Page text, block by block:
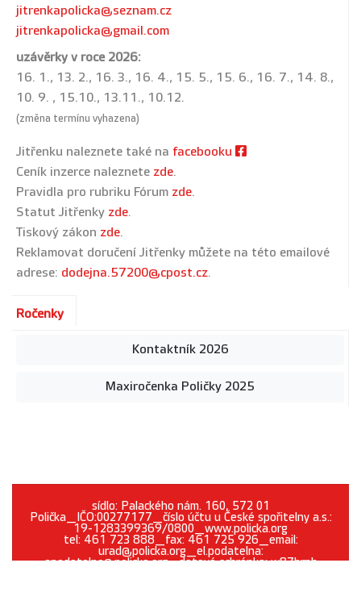
jitrenkapolicka@seznam.cz
jitrenkapolicka@gmail.com
uzávěrky v roce 2026:
16. 1., 13. 2., 16. 3., 16. 4., 15. 5., 15. 6., 16. 7., 14. 8.,
10. 9. , 15.10., 13.11., 10.12.
(změna termínu vyhazena)
Jitřenku naleznete také na facebooku
Ceník inzerce naleznete zde.
Pravidla pro rubriku Fórum zde.
Statut Jitřenky zde.
Tiskový zákon zde.
Reklamovat doručení Jitřenky můžete na této emailové
adrese: dodejna.57200@cpost.cz.
Ročenky
Kontaktník 2026
Maxiročenka Poličky 2025
sídlo: Palackého nám. 160, 572 01
Polička_IČO:00277177_číslo účtu u České spořitelny a.s.:
19-1283399369/0800_www.policka.org
tel: 461 723 888_fax: 461 725 926_email:
urad@policka.org_el.podatelna:
epodatelna@policka.org_datová schránka: w87brph